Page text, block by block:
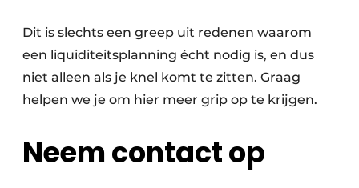
Dit is slechts een greep uit redenen waarom
een liquiditeitsplanning écht nodig is, en dus
niet alleen als je knel komt te zitten. Graag
helpen we je om hier meer grip op te krijgen.
Neem contact op